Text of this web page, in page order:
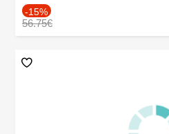
-15%
56.75€